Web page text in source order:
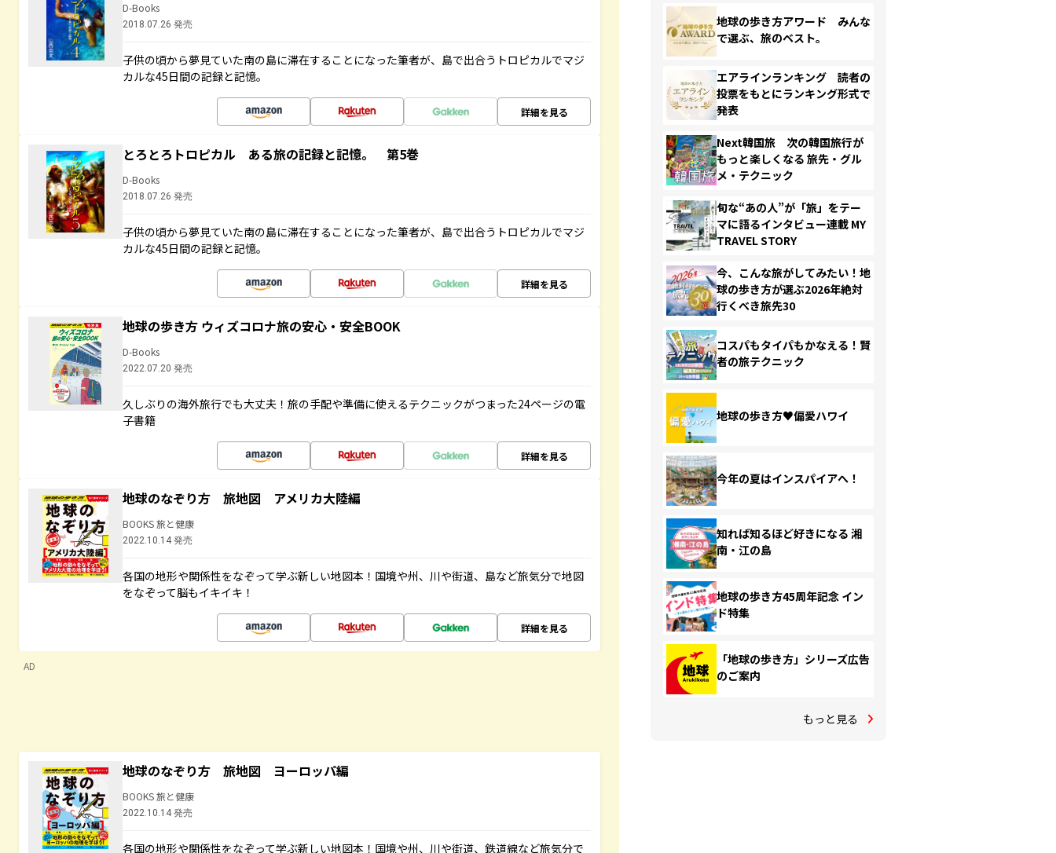
D-Books
2018.07.26 発売
子供の頃から夢見ていた南の島に滞在することになった筆者が、島で出合うトロピカルでマジ
カルな45日間の記録と記憶。
詳細を見る
とろとろトロピカル ある旅の記録と記憶。 第5巻
D-Books
2018.07.26 発売
子供の頃から夢見ていた南の島に滞在することになった筆者が、島で出合うトロピカルでマジ
カルな45日間の記録と記憶。
詳細を見る
地球の歩き方 ウィズコロナ旅の安心・安全BOOK
D-Books
2022.07.20 発売
久しぶりの海外旅行でも大丈夫！旅の手配や準備に使えるテクニックがつまった24ページの電
子書籍
詳細を見る
地球のなぞり方 旅地図 アメリカ大陸編
BOOKS 旅と健康
2022.10.14 発売
各国の地形や関係性をなぞって学ぶ新しい地図本！国境や州、川や街道、島など旅気分で地図
をなぞって脳もイキイキ！
詳細を見る
AD
地球のなぞり方 旅地図 ヨーロッパ編
BOOKS 旅と健康
2022.10.14 発売
各国の地形や関係性をなぞって学ぶ新しい地図本！国境や州、川や街道、鉄道線など旅気分で
地球の歩き方アワード みんな
で選ぶ、旅のベスト。
エアラインランキング 読者の
投票をもとにランキング形式で
発表
Next韓国旅 次の韓国旅行が
もっと楽しくなる 旅先・グル
メ・テクニック
旬な“あの人”が「旅」をテー
マに語るインタビュー連載 MY
TRAVEL STORY
今、こんな旅がしてみたい！地
球の歩き方が選ぶ2026年絶対
行くべき旅先30
コスパもタイパもかなえる！賢
者の旅テクニック
地球の歩き方♥偏愛ハワイ
今年の夏はインスパイアへ！
知れば知るほど好きになる 湘
南・江の島
地球の歩き方45周年記念 イン
ド特集
「地球の歩き方」シリーズ広告
のご案内
もっと見る